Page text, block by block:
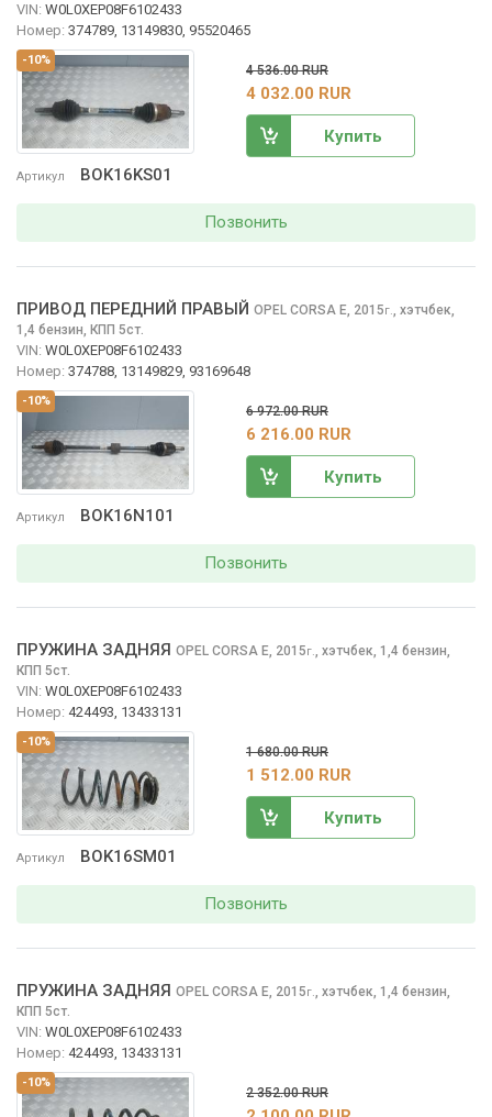
-10%
Артикул BOK16KS01
VIN: W0L0XEP08F6102433
Номер: 374789, 13149830, 95520465
4 536.00 RUR
4 032.00 RUR
Купить
Позвонить
-10%
Артикул BOK16N101
ПРИВОД ПЕРЕДНИЙ ПРАВЫЙ OPEL CORSA E, 2015г., хэтчбек,
1,4 бензин, КПП 5ст.
VIN: W0L0XEP08F6102433
Номер: 374788, 13149829, 93169648
6 972.00 RUR
6 216.00 RUR
Купить
Позвонить
-10%
Артикул BOK16SM01
ПРУЖИНА ЗАДНЯЯ OPEL CORSA E, 2015г., хэтчбек, 1,4 бензин,
КПП 5ст.
VIN: W0L0XEP08F6102433
Номер: 424493, 13433131
1 680.00 RUR
1 512.00 RUR
Купить
Позвонить
-10%
ПРУЖИНА ЗАДНЯЯ OPEL CORSA E, 2015г., хэтчбек, 1,4 бензин,
КПП 5ст.
VIN: W0L0XEP08F6102433
Номер: 424493, 13433131
2 352.00 RUR